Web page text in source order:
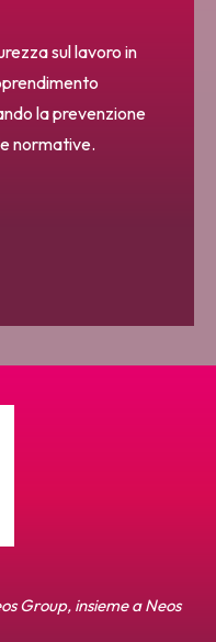
sul lavoro in
la prevenzione
normative.
Group, insieme a Neos